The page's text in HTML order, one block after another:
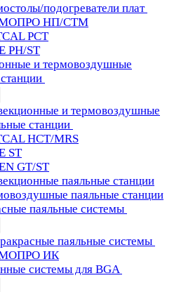
подогреватели плат
НП/СТМ
PCT
PH/ST
и термовоздушные
и термовоздушные
станции
HCT/MRS
ST
GT/ST
паяльные станции
паяльные станции
паяльные системы
паяльные системы
ИК
системы для BGA